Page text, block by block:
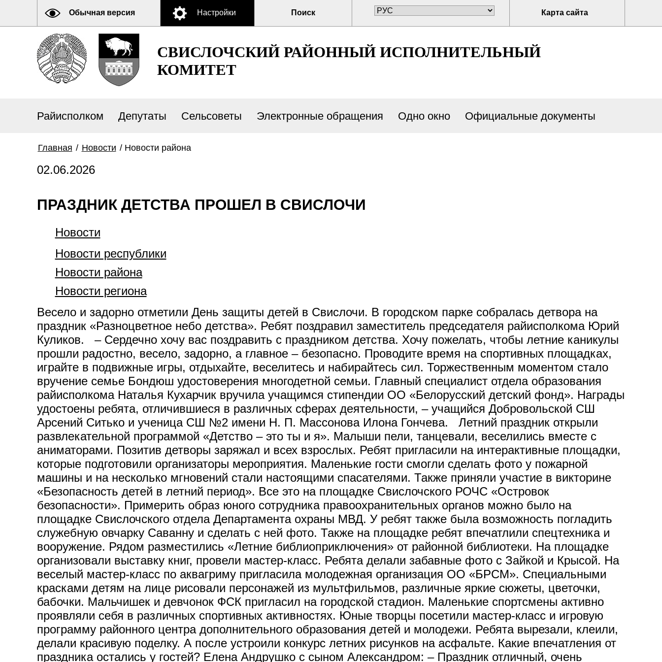
Обычная версия Настройки Поиск Карта сайта
СВИСЛОЧСКИЙ РАЙОННЫЙ ИСПОЛНИТЕЛЬНЫЙ
КОМИТЕТ
Райисполком Депутаты Сельсоветы Электронные обращения Одно окно Официальные документы
Главная / Новости / Новости района
02.06.2026
ПРАЗДНИК ДЕТСТВА ПРОШЕЛ В СВИСЛОЧИ
Новости
Новости республики
Новости района
Новости региона
Весело и задорно отметили День защиты детей в Свислочи. В городском парке собралась детвора на
праздник «Разноцветное небо детства». Ребят поздравил заместитель председателя райисполкома Юрий
Куликов. – Сердечно хочу вас поздравить с праздником детства. Хочу пожелать, чтобы летние каникулы
прошли радостно, весело, задорно, а главное – безопасно. Проводите время на спортивных площадках,
играйте в подвижные игры, отдыхайте, веселитесь и набирайтесь сил. Торжественным моментом стало
вручение семье Бондюш удостоверения многодетной семьи. Главный специалист отдела образования
райисполкома Наталья Кухарчик вручила учащимся стипендии ОО «Белорусский детский фонд». Награды
удостоены ребята, отличившиеся в различных сферах деятельности, – учащийся Добровольской СШ
Арсений Ситько и ученица СШ №2 имени Н. П. Массонова Илона Гончева. Летний праздник открыли
развлекательной программой «Детство – это ты и я». Малыши пели, танцевали, веселились вместе с
аниматорами. Позитив детворы заряжал и всех взрослых. Ребят пригласили на интерактивные площадки,
которые подготовили организаторы мероприятия. Маленькие гости смогли сделать фото у пожарной
машины и на несколько мгновений стали настоящими спасателями. Также приняли участие в викторине
«Безопасность детей в летний период». Все это на площадке Свислочского РОЧС «Островок
безопасности». Примерить образ юного сотрудника правоохранительных органов можно было на
площадке Свислочского отдела Департамента охраны МВД. У ребят также была возможность погладить
служебную овчарку Саванну и сделать с ней фото. Также на площадке ребят впечатлили спецтехника и
вооружение. Рядом разместились «Летние библиоприключения» от районной библиотеки. На площадке
организовали выставку книг, провели мастер-класс. Ребята делали забавные фото с Зайкой и Крысой. На
веселый мастер-класс по аквагриму пригласила молодежная организация ОО «БРСМ». Специальными
красками детям на лице рисовали персонажей из мультфильмов, различные яркие сюжеты, цветочки,
бабочки. Мальчишек и девчонок ФСК пригласил на городской стадион. Маленькие спортсмены активно
проявляли себя в различных спортивных активностях. Юные творцы посетили мастер-класс и игровую
программу районного центра дополнительного образования детей и молодежи. Ребята вырезали, клеили,
делали красивую поделку. А после устроили конкурс летних рисунков на асфальте. Какие впечатления от
праздника остались у гостей? Елена Андрушко с сыном Александром: – Праздник отличный, очень